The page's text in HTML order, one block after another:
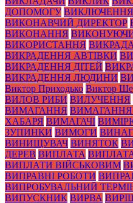
ДОПОМОГУ ВИКЛЮЧЕННЯ
ВИКОНАВЧИЙ ДИРЕКТОР
ВИКОНАННЯ
ВИКОРИСТАННЯ
ВИКРАДЕННЯ АВТІВКИ
ВИКРАДЕННЯ ДІТЕЙ
ВИКРАДЕННЯ ЛЮДИНИ
Виктор Приходько Виктор
ВИЛОВ РИБИ ВИЛУЧЕННЯ
ВИМАГАННЯ
ХАБАРЯ ВИМАГАЧІ
ЗУПИНКИ ВИМОГИ
ВИНИЩУВАЧ ВИНЯТОК
ДЕРЕВ ВИПЛАТА
ВИПЛАТИ ВІЙСЬКОВИМ
ВИПРАВНІ РОБОТИ
ВИПРОБУВАЛЬНИЙ
ВИПУСКНИК ВИРВА